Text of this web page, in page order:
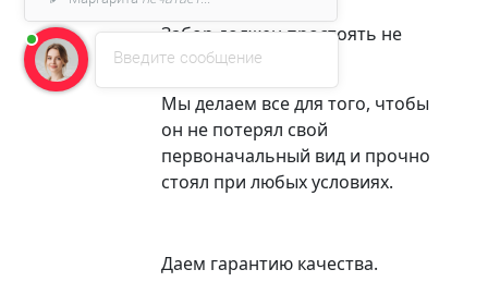
Забор должен простоять не
один десяток лет.
Мы делаем все для того, чтобы
он не потерял свой
первоначальный вид и прочно
стоял при любых условиях.
Даем гарантию качества.
Введите сообщение